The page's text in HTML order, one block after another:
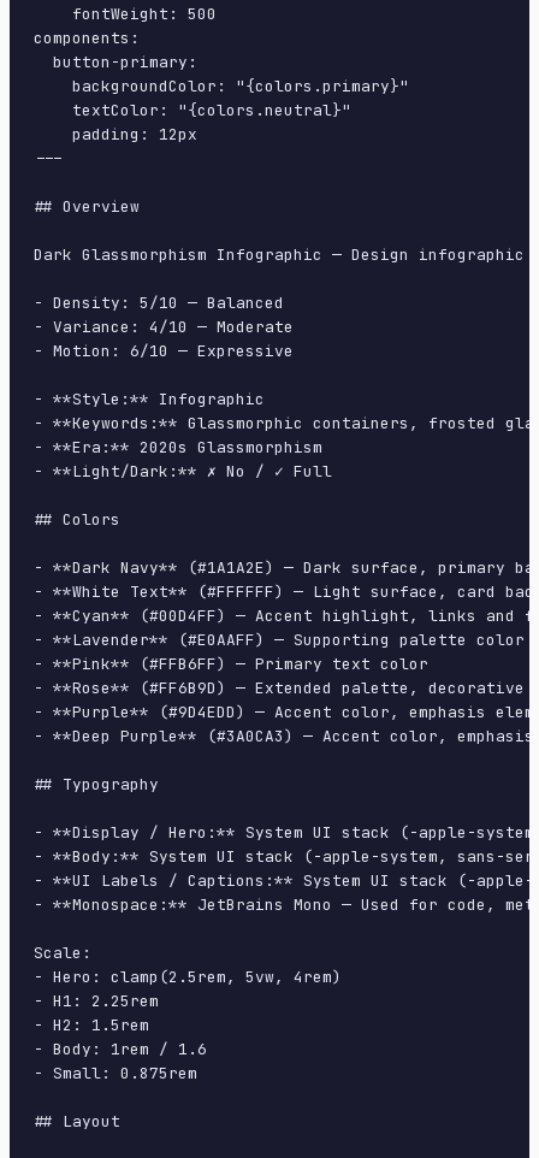
    fontWeight: 500
components:
  button-primary:
    backgroundColor: "{colors.primary}"
    textColor: "{colors.neutral}"
    padding: 12px
---
## Overview
Dark Glassmorphism Infographic — Design
- Density: 5/10 — Balanced
- Variance: 4/10 — Moderate
- Motion: 6/10 — Expressive
- **Style:** Infographic
- **Keywords:** Glassmorphic containers, frosted
- **Era:** 2020s Glassmorphism
- **Light/Dark:** ✗ No / ✓ Full
## Colors
- **Dark Navy** (#1A1A2E) — Dark surface, primary
- **White Text** (#FFFFFF) — Light surface, card
- **Cyan** (#00D4FF) — Accent highlight, links and
- **Lavender** (#E0AAFF) — Supporting palette color
- **Pink** (#FFB6FF) — Primary text color
- **Rose** (#FF6B9D) — Extended palette, decorative
- **Purple** (#9D4EDD) — Accent color, emphasis
- **Deep Purple** (#3A0CA3) — Accent color, emphasis
## Typography
- **Display / Hero:** System UI stack (-apple-
- **Body:** System UI stack (-apple-system, sans-
- **UI Labels / Captions:** System UI stack (-
- **Monospace:** JetBrains Mono — Used for code,
Scale:
- Hero: clamp(2.5rem, 5vw, 4rem)
- H1: 2.25rem
- H2: 1.5rem
- Body: 1rem / 1.6
- Small: 0.875rem
## Layout